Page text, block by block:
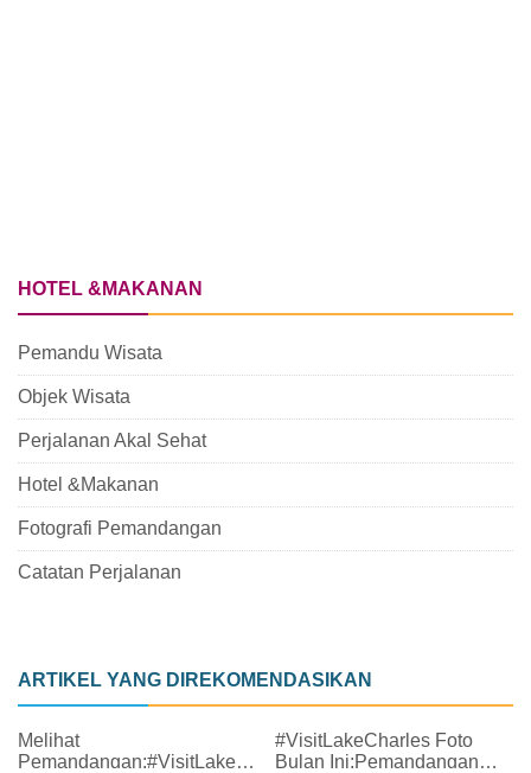
HOTEL &MAKANAN
Pemandu Wisata
Objek Wisata
Perjalanan Akal Sehat
Hotel &Makanan
Fotografi Pemandangan
Catatan Perjalanan
ARTIKEL YANG DIREKOMENDASIKAN
Melihat
Pemandangan:#VisitLakeCharles
#VisitLakeCharles Foto
Bulan Ini:Pemandangan